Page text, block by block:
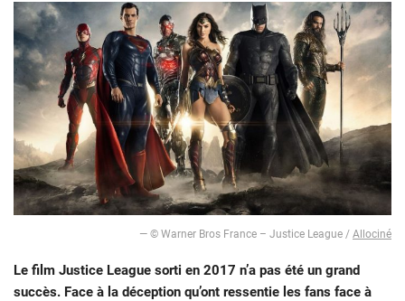
— © Warner Bros France – Justice League / Allociné
Le film Justice League sorti en 2017 n’a pas été un grand
succès. Face à la déception qu’ont ressentie les fans face à